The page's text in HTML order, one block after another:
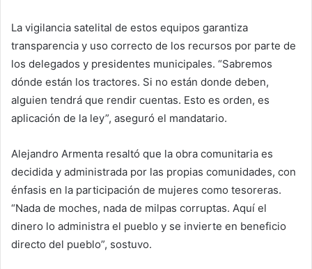
La vigilancia satelital de estos equipos garantiza
transparencia y uso correcto de los recursos por parte de
los delegados y presidentes municipales. “Sabremos
dónde están los tractores. Si no están donde deben,
alguien tendrá que rendir cuentas. Esto es orden, es
aplicación de la ley”, aseguró el mandatario.
Alejandro Armenta resaltó que la obra comunitaria es
decidida y administrada por las propias comunidades, con
énfasis en la participación de mujeres como tesoreras.
“Nada de moches, nada de milpas corruptas. Aquí el
dinero lo administra el pueblo y se invierte en beneficio
directo del pueblo”, sostuvo.